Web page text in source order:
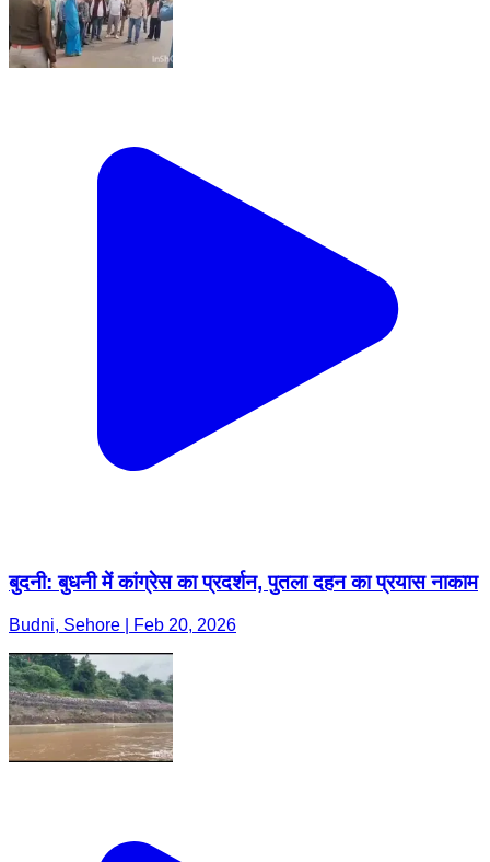
बुदनी: बुधनी में कांग्रेस का प्रदर्शन, पुतला दहन का प्रयास नाकाम
Budni, Sehore | Feb 20, 2026